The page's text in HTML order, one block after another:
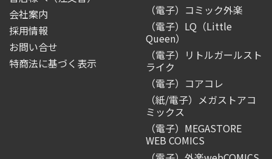
会社案内
採用情報
お問い合せ
特商法に基づく表示
（電子）コミック外楽
（電子）LQ（Little
Queen）
（電子）リトルガールスト
ライク
（電子）コアコレ
（紙/電子）メガストアコ
ミックス
（電子）MEGASTORE
WEB COMICS